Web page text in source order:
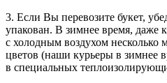
3. Если Вы перевозите букет,
упакован. В зимнее время, даже
с холодным воздухом несколько
цветов (наши курьеры в зимнее
в специальных